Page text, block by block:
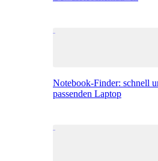
Notebook-Finder: schnell
passenden Laptop